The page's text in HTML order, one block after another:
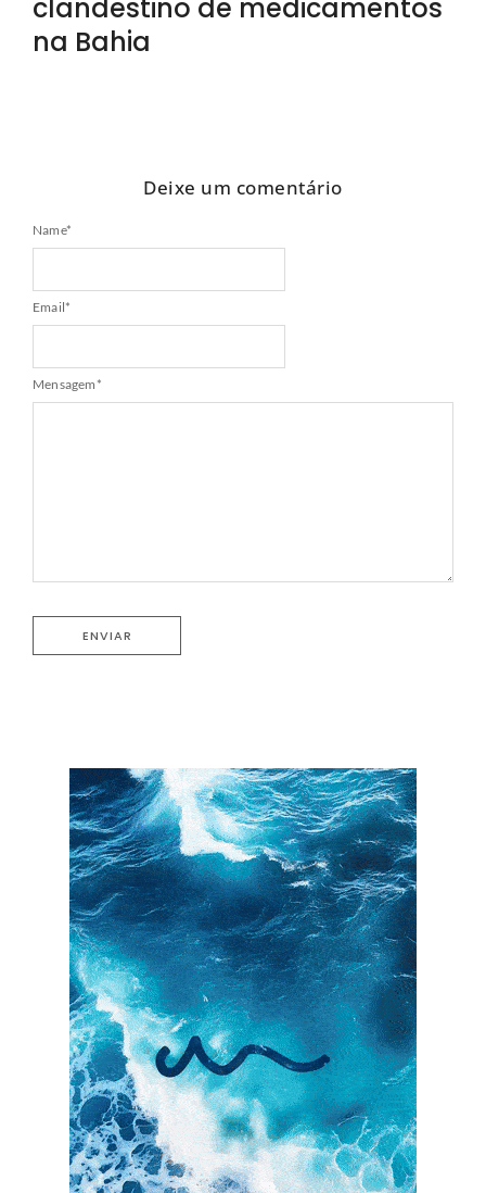
clandestino de medicamentos
na Bahia
Deixe um comentário
Name*
Email*